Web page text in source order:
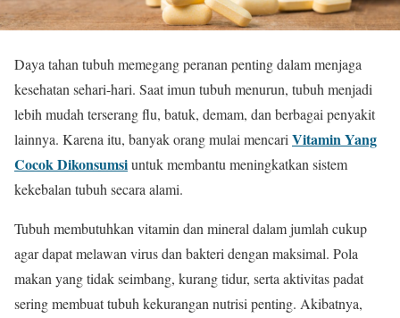
Daya tahan tubuh memegang peranan penting dalam menjaga
kesehatan sehari-hari. Saat imun tubuh menurun, tubuh menjadi
lebih mudah terserang flu, batuk, demam, dan berbagai penyakit
lainnya. Karena itu, banyak orang mulai mencari Vitamin Yang
Cocok Dikonsumsiuntuk membantu meningkatkan sistem
kekebalan tubuh secara alami.
Tubuh membutuhkan vitamin dan mineral dalam jumlah cukup
agar dapat melawan virus dan bakteri dengan maksimal. Pola
makan yang tidak seimbang, kurang tidur, serta aktivitas padat
sering membuat tubuh kekurangan nutrisi penting. Akibatnya,